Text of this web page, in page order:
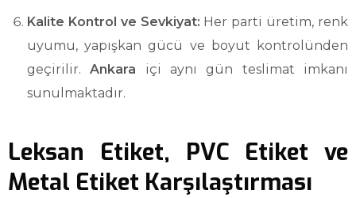
Kalite Kontrol ve Sevkiyat: Her parti üretim, renk
uyumu, yapışkan gücü ve boyut kontrolünden
geçirilir.Ankara içi aynı gün teslimat imkanı
sunulmaktadır.
Leksan Etiket, PVC Etiket ve
Metal Etiket Karşılaştırması